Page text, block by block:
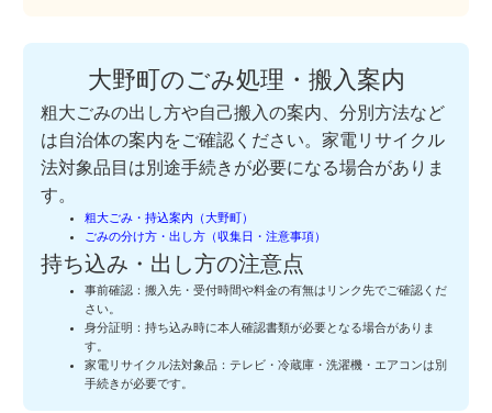
大野町のごみ処理・搬入案内
粗大ごみの出し方や自己搬入の案内、分別方法など
は自治体の案内をご確認ください。家電リサイクル
法対象品目は別途手続きが必要になる場合がありま
す。
粗大ごみ・持込案内（大野町）
ごみの分け方・出し方（収集日・注意事項）
持ち込み・出し方の注意点
事前確認：搬入先・受付時間や料金の有無はリンク先でご確認くだ
さい。
身分証明：持ち込み時に本人確認書類が必要となる場合がありま
す。
家電リサイクル法対象品：テレビ・冷蔵庫・洗濯機・エアコンは別
手続きが必要です。